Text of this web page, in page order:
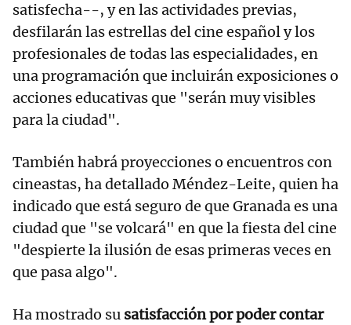
satisfecha--, y en las actividades previas,
desfilarán las estrellas del cine español y los
profesionales de todas las especialidades, en
una programación que incluirán exposiciones o
acciones educativas que "serán muy visibles
para la ciudad".
También habrá proyecciones o encuentros con
cineastas, ha detallado Méndez-Leite, quien ha
indicado que está seguro de que Granada es una
ciudad que "se volcará" en que la fiesta del cine
"despierte la ilusión de esas primeras veces en
que pasa algo".
Ha mostrado su satisfacción por poder contar